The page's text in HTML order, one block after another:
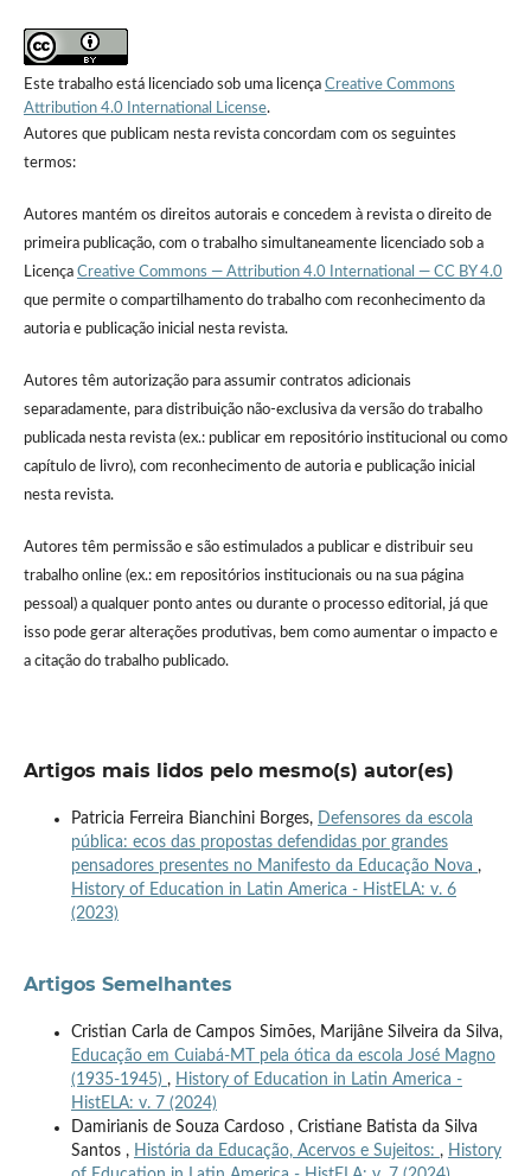
Este trabalho está licenciado sob uma licença Creative Commons
Attribution 4.0 International License.
Autores que publicam nesta revista concordam com os seguintes
termos:
Autores mantém os direitos autorais e concedem à revista o direito de
primeira publicação, com o trabalho simultaneamente licenciado sob a
Licença Creative Commons — Attribution 4.0 International — CC BY 4.0
que permite o compartilhamento do trabalho com reconhecimento da
autoria e publicação inicial nesta revista.
Autores têm autorização para assumir contratos adicionais
separadamente, para distribuição não-exclusiva da versão do trabalho
publicada nesta revista (ex.: publicar em repositório institucional ou como
capítulo de livro), com reconhecimento de autoria e publicação inicial
nesta revista.
Autores têm permissão e são estimulados a publicar e distribuir seu
trabalho online (ex.: em repositórios institucionais ou na sua página
pessoal) a qualquer ponto antes ou durante o processo editorial, já que
isso pode gerar alterações produtivas, bem como aumentar o impacto e
a citação do trabalho publicado.
Artigos mais lidos pelo mesmo(s) autor(es)
Patricia Ferreira Bianchini Borges, Defensores da escola
pública: ecos das propostas defendidas por grandes
pensadores presentes no Manifesto da Educação Nova ,
History of Education in Latin America - HistELA: v. 6
(2023)
Artigos Semelhantes
Cristian Carla de Campos Simões, Marijâne Silveira da Silva,
Educação em Cuiabá-MT pela ótica da escola José Magno
(1935-1945) , History of Education in Latin America -
HistELA: v. 7 (2024)
Damirianis de Souza Cardoso , Cristiane Batista da Silva
Santos , História da Educação, Acervos e Sujeitos: , History